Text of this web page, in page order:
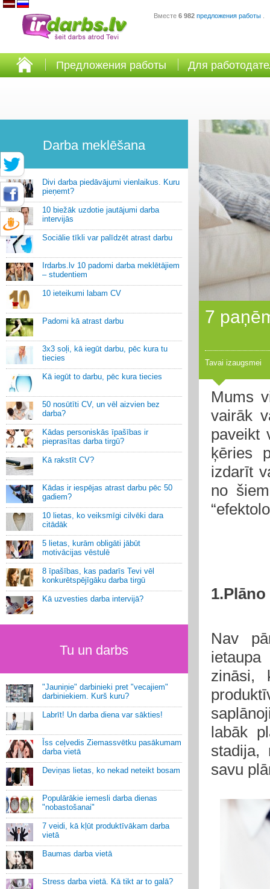
Вместе 6 982 предложения работы
Предложения работы Для
Darba meklēšana
Divi darba piedāvājumi vienlaikus. Kuru
pieņemt?
10 biežāk uzdotie jautājumi darba
intervijās
Sociālie tīkli var palīdzēt atrast darbu
Irdarbs.lv 10 padomi darba meklētājiem
– studentiem
10 ieteikumi labam CV
Padomi kā atrast darbu
3x3 soļi, kā iegūt darbu, pēc kura tu
tiecies
Kā iegūt to darbu, pēc kura tiecies
50 nosūtīti CV, un vēl aizvien bez
darba?
Kādas personiskās īpašības ir
pieprasītas darba tirgū?
Kā rakstīt CV?
Kādas ir iespējas atrast darbu pēc 50
gadiem?
10 lietas, ko veiksmīgi cilvēki dara
citādāk
5 lietas, kurām obligāti jābūt
motivācijas vēstulē
8 īpašības, kas padarīs Tevi vēl
konkurētspējīgāku darba tirgū
Kā uzvesties darba intervijā?
Tu un darbs
"Jauniņie" darbinieki pret "vecajiem"
darbiniekiem. Kurš kuru?
Labrīt! Un darba diena var sākties!
Īss ceļvedis Ziemassvētku pasākumam
darba vietā
Deviņas lietas, ko nekad neteikt bosam
Populārākie iemesli darba dienas
"nobastošanai"
7 veidi, kā kļūt produktīvākam darba
vietā
Baumas darba vietā
Stress darba vietā. Kā tikt ar to galā?
7
Tavai izaugsmei
Mums
vairāk
paveikt
ķēries
izdarīt
no
Nav
zināsi,
labāk
stadija,
savu